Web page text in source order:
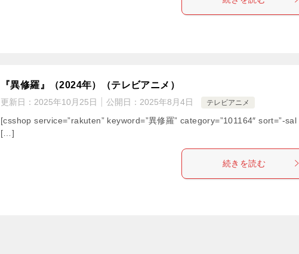
『異修羅』（2024年）（テレビアニメ）
更新日： 2025年10月25日 公開日： 2025年8月4日 テレビアニメ
[csshop service=”rakuten” keyword=”異修羅” category=”101164″ sort=”-sal
[…]
続きを読む